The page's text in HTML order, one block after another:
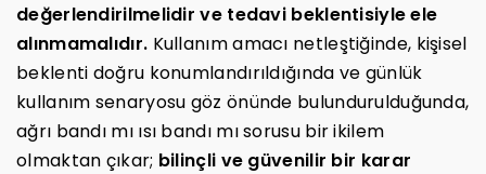
değerlendirilmelidir ve tedavi beklentisiyle ele
alınmamalıdır. Kullanım amacı netleştiğinde, kişisel
beklenti doğru konumlandırıldığında ve günlük
kullanım senaryosu göz önünde bulundurulduğunda,
ağrı bandı mı ısı bandı mı sorusu bir ikilem
olmaktan çıkar; bilinçli ve güvenilir bir karar